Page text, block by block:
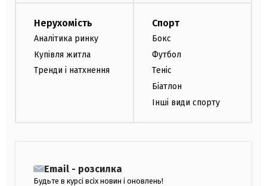
Нерухомість
Аналітика ринку
Купівля житла
Тренди і натхнення
Спорт
Бокс
Футбол
Теніс
Біатлон
Інші види спорту
Email - розсилка
Будьте в курсі всіх новин і оновлень!